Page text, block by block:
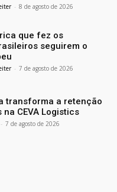
- 8 de agosto de 2026
que fez os
seguirem o
- 7 de agosto de 2026
transforma a retenção
CEVA Logistics
- 7 de agosto de 2026